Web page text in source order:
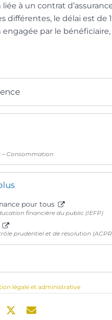
à un contrat
différentes, le délai est de
par le
Consommation
pour tous
financière du public (IEFP)
prudentiel et de résolution
légale et administrative